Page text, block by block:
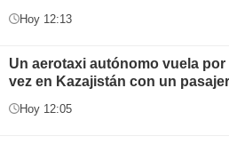
Hoy 12:13
Un aerotaxi autónomo vuela por
vez en Kazajistán con un
Hoy 12:05